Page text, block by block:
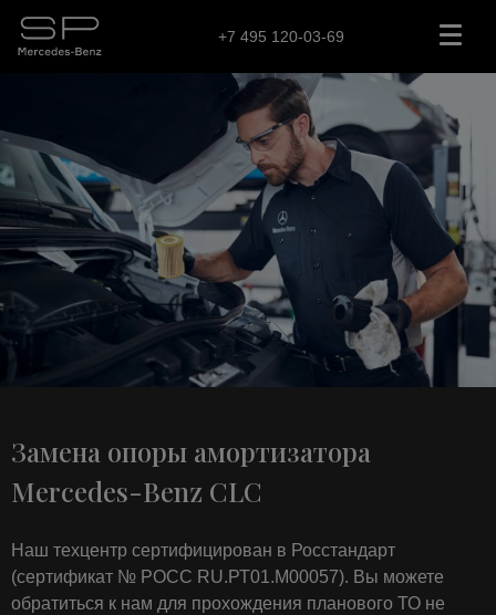
+7 495 120-03-69
Замена опоры амортизатора
Mercedes-Benz CLC
Наш техцентр сертифицирован в Росстандарт
(сертификат № РОСС RU.РТ01.М00057). Вы можете
обратиться к нам для прохождения планового ТО не